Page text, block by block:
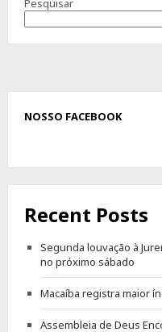
Pesquisar
NOSSO FACEBOOK
Recent Posts
Segunda louvação à
no próximo sábado
Macaíba registra maior
Assembleia de Deus